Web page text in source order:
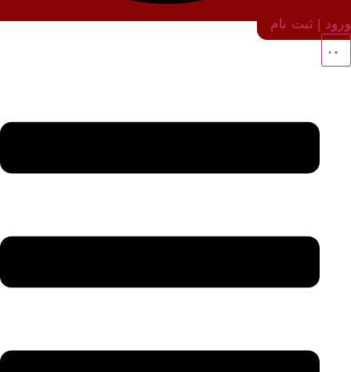
ورود | ثبت نام